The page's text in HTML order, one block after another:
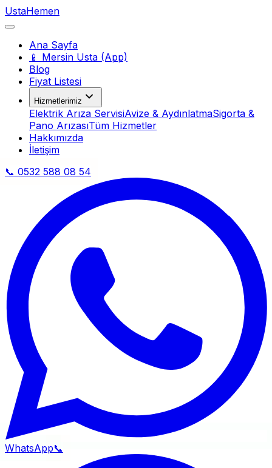
UstaHemen
Ana Sayfa
📱 Mersin Usta (App)
Blog
Fiyat Listesi
Hizmetlerimiz
Elektrik Arıza ServisiAvize & AydınlatmaSigorta &
Pano ArızasıTüm Hizmetler
Hakkımızda
İletişim
📞 0532 588 08 54
WhatsApp📞